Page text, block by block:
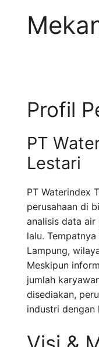
Profil
PT
Lestari
PT Waterindex
perusahaan di
analisis data
lalu.
Lampung,
Meskipun
jumlah
disediakan,
industri